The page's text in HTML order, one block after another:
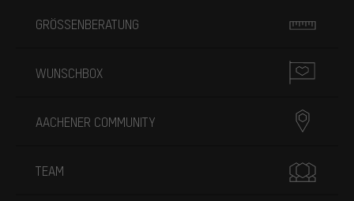
GRÖSSENBERATUNG
WUNSCHBOX
AACHENER COMMUNITY
TEAM